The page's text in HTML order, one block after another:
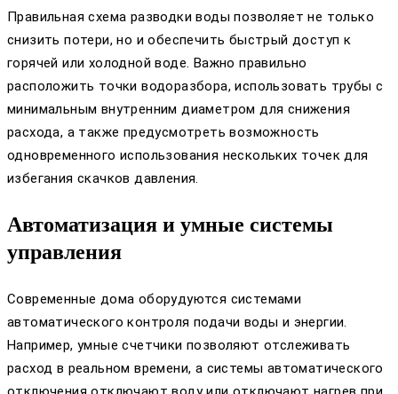
Правильная схема разводки воды позволяет не только
снизить потери, но и обеспечить быстрый доступ к
горячей или холодной воде. Важно правильно
расположить точки водоразбора, использовать трубы с
минимальным внутренним диаметром для снижения
расхода, а также предусмотреть возможность
одновременного использования нескольких точек для
избегания скачков давления.
Автоматизация и умные системы
управления
Современные дома оборудуются системами
автоматического контроля подачи воды и энергии.
Например, умные счетчики позволяют отслеживать
расход в реальном времени, а системы автоматического